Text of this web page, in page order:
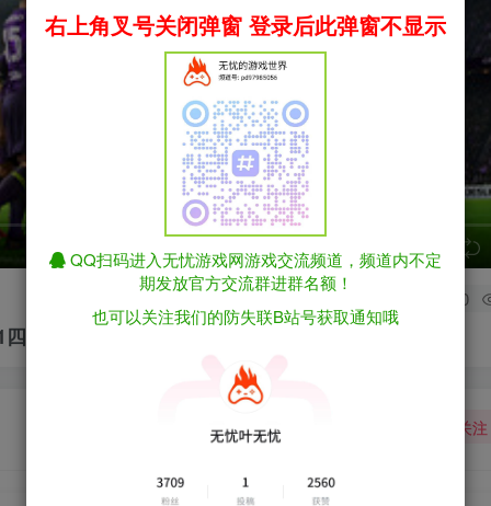
speed
0
部合集收藏版 附修改器（官中）
关注
右上角叉号关闭弹窗 登录后此弹窗不显示
QQ扫码进入无忧游戏网游戏交流频道，频道内不定
期发放官方交流群进群名额！
也可以关注我们的防失联B站号获取通知哦